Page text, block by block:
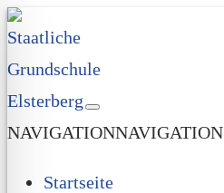
NAVIGATIONNAVIGATION
Startseite